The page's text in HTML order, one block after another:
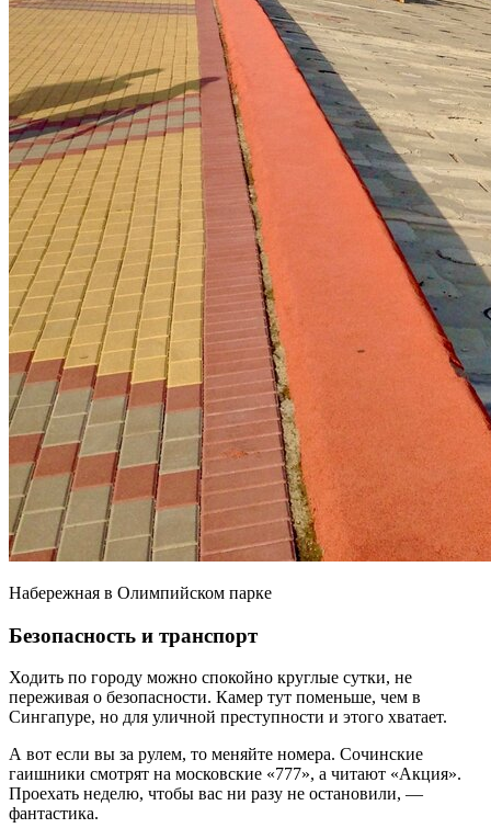
Набережная в Олимпийском парке
Безопасность и транспорт
Ходить по городу можно спокойно круглые сутки, не
переживая о безопасности. Камер тут поменьше, чем в
Сингапуре, но для уличной преступности и этого хватает.
А вот если вы за рулем, то меняйте номера. Сочинские
гаишники смотрят на московские «777», а читают «Акция».
Проехать неделю, чтобы вас ни разу не остановили, —
фантастика.